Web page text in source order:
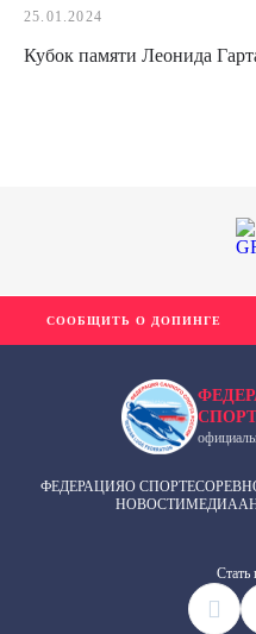
25.01.2024
Кубок памяти Леонида
ФЕДЕРАЦИЯО СПОРТЕ
НОВОСТИМЕДИА
Cтать
СООБЩИТЬ О ДОПИНГЕ